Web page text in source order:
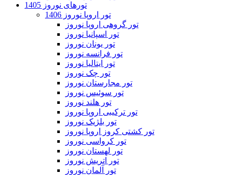
تورهای نوروز 1405
تور اروپا نوروز 1406
تور گروهی اروپا نوروز
تور اسپانیا نوروز
تور یونان نوروز
تور فرانسه نوروز
تور ایتالیا نوروز
تور چک نوروز
تور مجارستان نوروز
تور سوئیس نوروز
تور هلند نوروز
تور ترکیبی اروپا نوروز
تور بلژیک نوروز
تور کشتی کروز اروپا نوروز
تور کرواسی نوروز
تور لهستان نوروز
تور اتریش نوروز
تور آلمان نوروز